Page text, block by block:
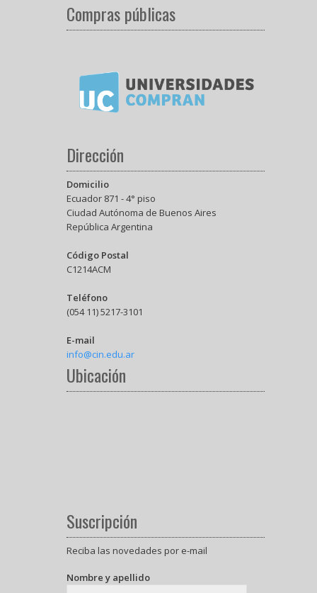
Compras públicas
Dirección
Domicilio
Ecuador 871 - 4° piso
Ciudad Autónoma de Buenos Aires
República Argentina
Código Postal
C1214ACM
Teléfono
(054 11) 5217-3101
E-mail
info@cin.edu.ar
Ubicación
Suscripción
Reciba las novedades por e-mail
Nombre y apellido